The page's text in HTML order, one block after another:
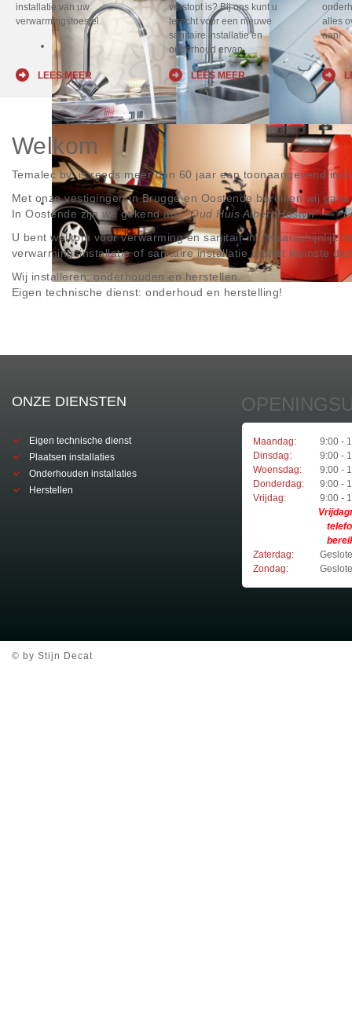
installatie van uw
verwarmingstoestel.
LEES MEER
verstopt is? Bij ons kunt u
terecht voor een nieuwe
sanitaire installatie en
onderhoud ervan.
LEES MEER
alles
aan!
Welkom
Temalec bv, is reeds meer dan 60 jaar een toonaangevend
Met onze vestigingen in Brugge en Oostende bereiken wij
In Oostende zijn we gekend als:"Oud Huis Albert Hostyn" ~ "
U bent welkom voor verwarming en sanitair in: "waarschijnlijk
verwarmingsinstallatie of sanitaire installatie tot het kleinste
Wij installeren, onderhouden en herstellen.
Eigen technische dienst: onderhoud en herstelling!
ONZE DIENSTEN
Eigen technische dienst
Plaatsen installaties
Onderhouden installaties
Herstellen
Maandag:
9:00 -
Dinsdag:
9:00 -
Woensdag:
9:00 -
Donderdag:
9:00 -
Vrijdag:
9:00 -
Zaterdag:
Zondag:
© by Stijn Decat